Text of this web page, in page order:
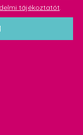
tájékoztatót.